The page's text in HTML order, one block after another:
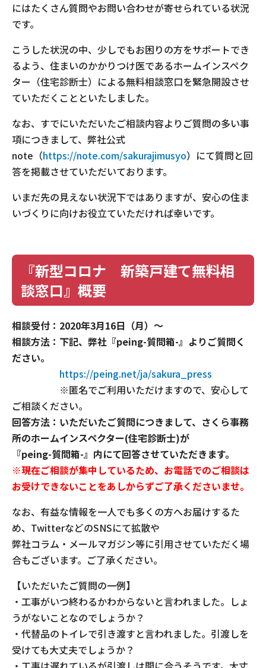
にはたくさん質問やお問い合わせが寄せられている状況
です。
こうした状況の中、少しでもお困りの方をサポートでき
るよう、住まいのかかりつけ医であるホームインスペク
ター（住宅診断士）による無料相談窓口を緊急開設させ
ていただくことといたしました。
なお、すでにいただいたご相談内容よりご質問の多い事
項につきまして、弊社公式
note（https://note.com/sakurajimusyo）にて質問と回
答を掲載させていただいております。
いまだ先の見えない状況下ではありますが、安心の住ま
いづくりに向けお役立ていただければ幸いです。
『新型コロナ 新築戸建て無料相
談窓口』概要
相談受付：2020年3月16日（月）～
相談方法：下記、弊社『peing-質問箱-』よりご質問く
ださい。
https://peing.net/ja/sakura_press
※匿名でご利用いただけますので、安心して
ご相談ください。
回答方法：いただいたご質問につきまして、さくら事務
所のホームインスペクター(住宅診断士)が
『peing-質問箱-』内にて回答させていただきます。
※現在ご相談が集中しているため、お電話でのご相談は
お受けできないことをあしからずご了承くださいませ。
なお、有益な情報を一人でも多くの方へお届けするた
め、TwitterなどのSNSにて拡散や
弊社コラム・メールマガジン等に引用させていただく場
合もございます。ご了承ください。
【いただいたご質問の一例】
・工事がいつ終わるかわからないと言われました。しょ
うがないことなのでしょうか？
・代替品のトイレで引き渡すと言われました。引渡しを
受けても大丈夫でしょうか？